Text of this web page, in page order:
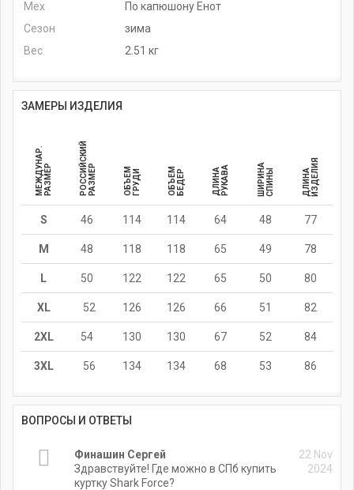
Мех
По капюшону Енот
Сезон
зима
Вес
2.51 кг
ЗАМЕРЫ ИЗДЕЛИЯ
МЕЖДУНАР.РАЗМЕР РОССИЙСКИЙРАЗМЕР ОБЪЕМГРУДИ ОБЪЕМБЕДЕР ДЛИНАРУКАВА ШИРИНАСПИНЫ ДЛИНАИЗДЕЛИЯ
S 46 114 114 64 48 77
M 48 118 118 65 49 78
L 50 122 122 65 50 80
XL 52 126 126 66 51 82
2XL 54 130 130 67 52 84
3XL 56 134 134 68 53 86
ВОПРОСЫ И ОТВЕТЫ
Финашин Сергей
Здравствуйте! Где можно в СПб купить
куртку Shark Force?
22 Nov
2024